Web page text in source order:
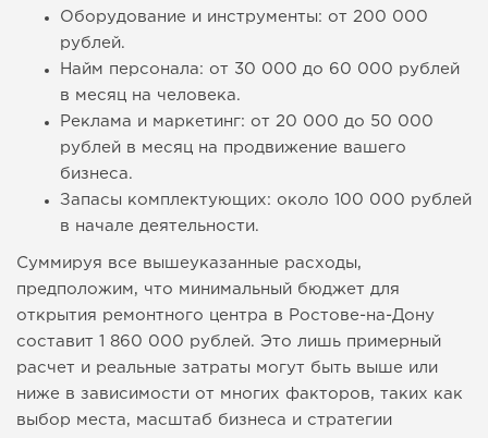
Оборудование и инструменты: от 200 000
рублей.
Найм персонала: от 30 000 до 60 000 рублей
в месяц на человека.
Реклама и маркетинг: от 20 000 до 50 000
рублей в месяц на продвижение вашего
бизнеса.
Запасы комплектующих: около 100 000 рублей
в начале деятельности.
Суммируя все вышеуказанные расходы,
предположим, что минимальный бюджет для
открытия ремонтного центра в Ростове-на-Дону
составит 1 860 000 рублей. Это лишь примерный
расчет и реальные затраты могут быть выше или
ниже в зависимости от многих факторов, таких как
выбор места, масштаб бизнеса и стратегии